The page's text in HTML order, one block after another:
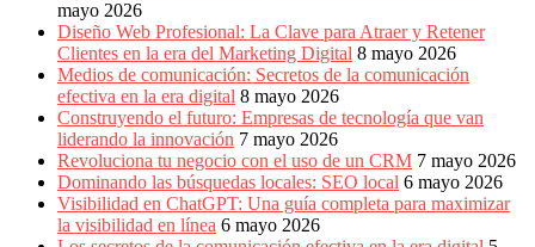
mayo 2026
Diseño Web Profesional: La Clave para Atraer y Retener
Clientes en la era del Marketing Digital 8 mayo 2026
Medios de comunicación: Secretos de la comunicación
efectiva en la era digital 8 mayo 2026
Construyendo el futuro: Empresas de tecnología que van
liderando la innovación 7 mayo 2026
Revoluciona tu negocio con el uso de un CRM 7 mayo 2026
Dominando las búsquedas locales: SEO local 6 mayo 2026
Visibilidad en ChatGPT: Una guía completa para maximizar
la visibilidad en línea 6 mayo 2026